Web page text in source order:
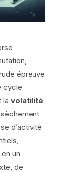
épreuve
cycle
la volatilité
d’activité
un
de